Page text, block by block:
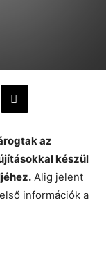
az
készül
Alig jelent
információk a